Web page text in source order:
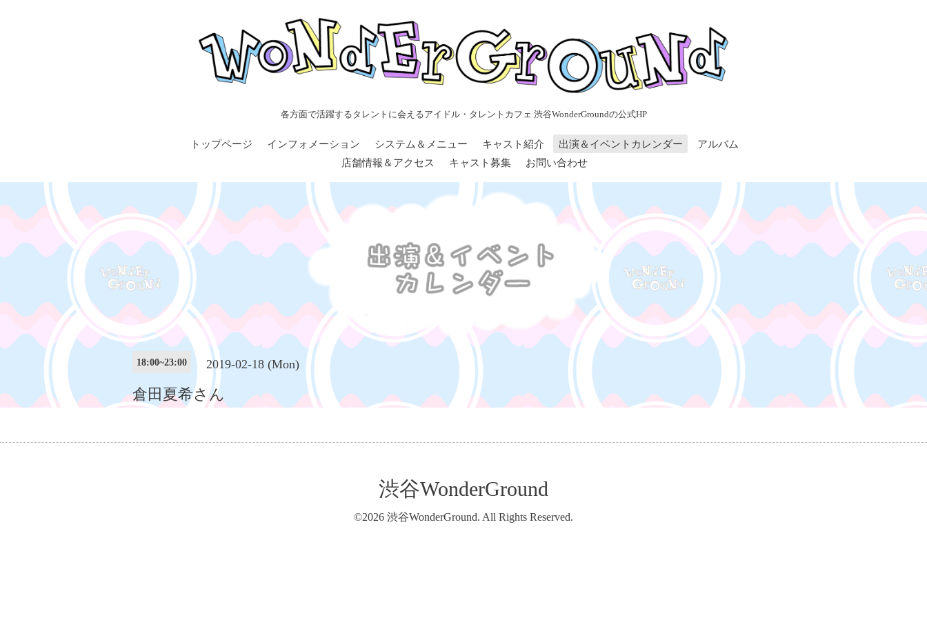
各方面で活躍するタレントに会えるアイドル・タレントカフェ 渋谷WonderGroundの公式HP
トップページ インフォメーション システム＆メニュー キャスト紹介 出演＆イベントカレンダー
アルバム
店舗情報＆アクセス
キャスト募集 お問い合わせ
18:00~23:00 2019-02-18 (Mon)
倉田夏希さん
渋谷WonderGround
©2026 渋谷WonderGround. All Rights Reserved.